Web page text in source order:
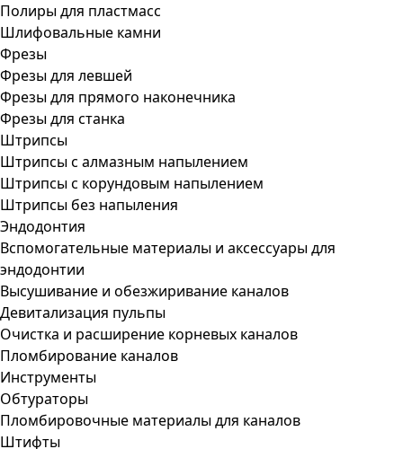
Полиры для пластмасс
Шлифовальные камни
Фрезы
Фрезы для левшей
Фрезы для прямого наконечника
Фрезы для станка
Штрипсы
Штрипсы c алмазным напылением
Штрипсы c корундовым напылением
Штрипсы без напыления
Эндодонтия
Вспомогательные материалы и аксессуары для
эндодонтии
Высушивание и обезжиривание каналов
Девитализация пульпы
Очистка и расширение корневых каналов
Пломбирование каналов
Инструменты
Обтураторы
Пломбировочные материалы для каналов
Штифты